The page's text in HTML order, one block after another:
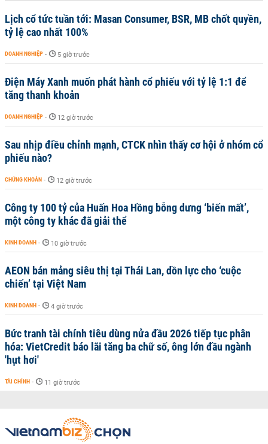
Lịch cổ tức tuần tới: Masan Consumer, BSR, MB chốt quyền,
tỷ lệ cao nhất 100%
DOANH NGHIỆP - 5 giờ trước
Điện Máy Xanh muốn phát hành cổ phiếu với tỷ lệ 1:1 để
tăng thanh khoản
DOANH NGHIỆP - 12 giờ trước
Sau nhịp điều chỉnh mạnh, CTCK nhìn thấy cơ hội ở nhóm cổ
phiếu nào?
CHỨNG KHOÁN - 12 giờ trước
Công ty 100 tỷ của Huấn Hoa Hồng bỗng dưng ‘biến mất’,
một công ty khác đã giải thể
KINH DOANH - 10 giờ trước
AEON bán mảng siêu thị tại Thái Lan, dồn lực cho ‘cuộc
chiến’ tại Việt Nam
KINH DOANH - 4 giờ trước
Bức tranh tài chính tiêu dùng nửa đầu 2026 tiếp tục phân
hóa: VietCredit báo lãi tăng ba chữ số, ông lớn đầu ngành
'hụt hơi'
TÀI CHÍNH - 11 giờ trước